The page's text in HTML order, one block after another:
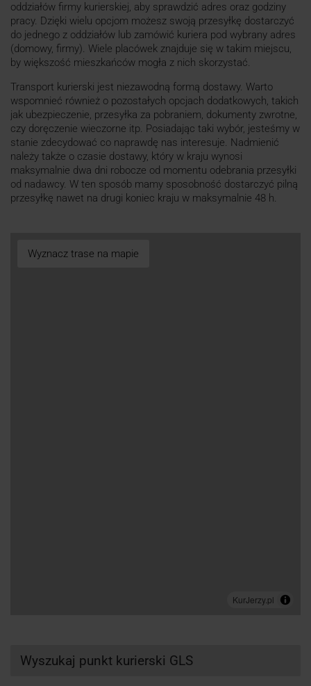
oddziałów firmy kurierskiej, aby sprawdzić adres oraz godziny
pracy. Dzięki wielu opcjom możesz swoją przesyłkę dostarczyć
do jednego z oddziałów lub zamówić kuriera pod wybrany adres
(domowy, firmy). Wiele placówek znajduje się w takim miejscu,
by większość mieszkańców mogła z nich skorzystać.
Transport kurierski jest niezawodną formą dostawy. Warto
wspomnieć również o pozostałych opcjach dodatkowych, takich
jak ubezpieczenie, przesyłka za pobraniem, dokumenty zwrotne,
czy doręczenie wieczorne itp. Posiadając taki wybór, jesteśmy w
stanie zdecydować co naprawdę nas interesuje. Nadmienić
należy także o czasie dostawy, który w kraju wynosi
maksymalnie dwa dni robocze od momentu odebrania przesyłki
od nadawcy. W ten sposób mamy sposobność dostarczyć pilną
przesyłkę nawet na drugi koniec kraju w maksymalnie 48 h.
Wyznacz trase na mapie
Wyszukaj punkt kurierski GLS